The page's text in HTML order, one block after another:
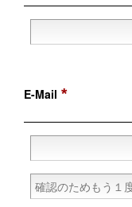
E-Mail *